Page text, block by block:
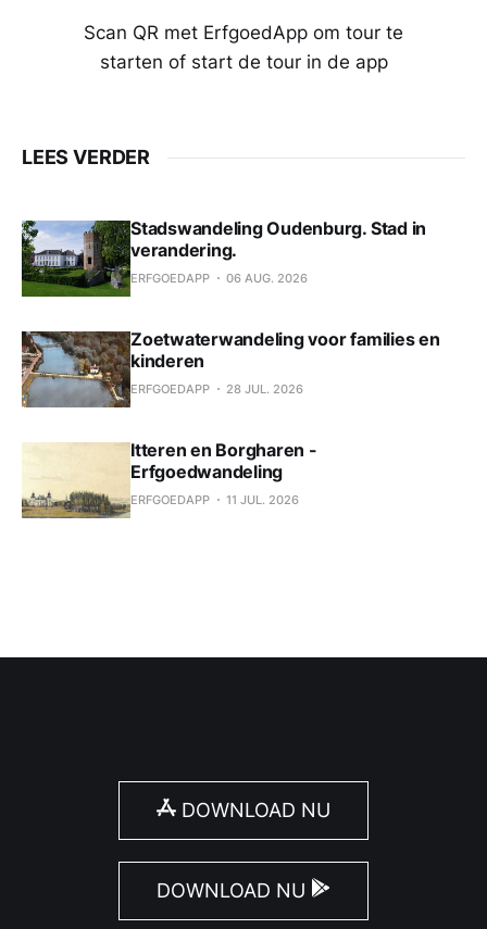
Scan QR met ErfgoedApp om tour te
starten of start de tour in de app
LEES VERDER
Stadswandeling Oudenburg. Stad in
verandering.
ERFGOEDAPP 06 AUG. 2026
Zoetwaterwandeling voor families en
kinderen
ERFGOEDAPP 28 JUL. 2026
Itteren en Borgharen -
Erfgoedwandeling
ERFGOEDAPP 11 JUL. 2026
DOWNLOAD NU
DOWNLOAD NU